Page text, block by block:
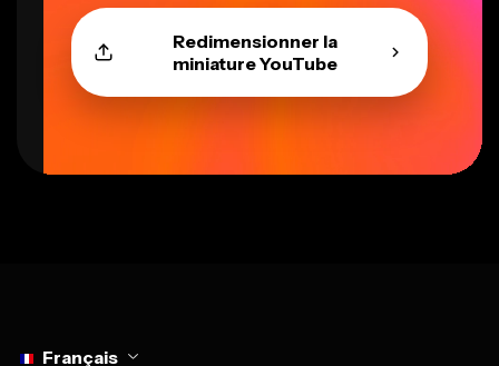
Redimensionner la
miniature YouTube
Français